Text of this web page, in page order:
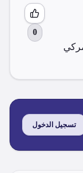
0
تسجيل الدخول